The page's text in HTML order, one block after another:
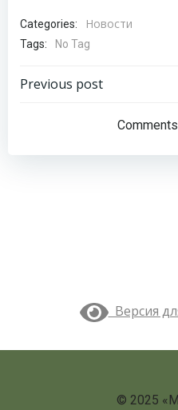
Categories: Новости
Tags: No Tag
Навигация
записям
Previous post
Версия
© 2025